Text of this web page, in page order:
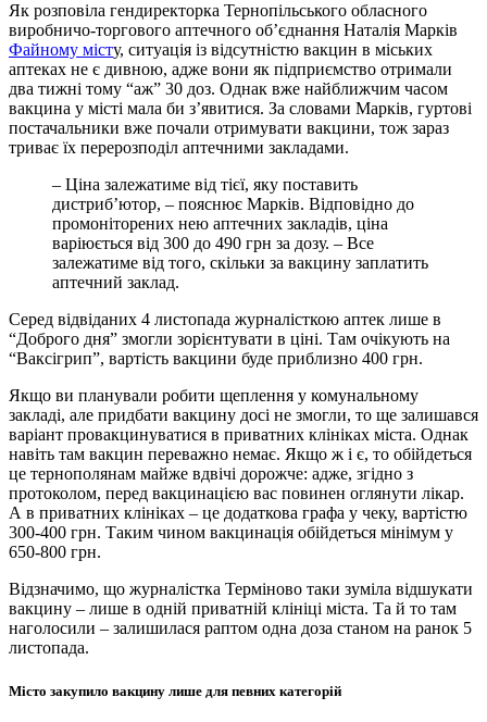
Як розповіла гендиректорка Тернопільського обласного
виробничо-торгового аптечного об’єднання Наталія Марків
Файному місту, ситуація із відсутністю вакцин в міських
аптеках не є дивною, адже вони як підприємство отримали
два тижні тому “аж” 30 доз. Однак вже найближчим часом
вакцина у місті мала би з’явитися. За словами Марків, гуртові
постачальники вже почали отримувати вакцини, тож зараз
триває їх перерозподіл аптечними закладами.
– Ціна залежатиме від тієї, яку поставить
дистриб’ютор, – пояснює Марків. Відповідно до
промоніторених нею аптечних закладів, ціна
варіюється від 300 до 490 грн за дозу. – Все
залежатиме від того, скільки за вакцину заплатить
аптечний заклад.
Серед відвіданих 4 листопада журналісткою аптек лише в
“Доброго дня” змогли зорієнтувати в ціні. Там очікують на
“Ваксігрип”, вартість вакцини буде приблизно 400 грн.
Якщо ви планували робити щеплення у комунальному
закладі, але придбати вакцину досі не змогли, то ще залишався
варіант провакцинуватися в приватних клініках міста. Однак
навіть там вакцин переважно немає. Якщо ж і є, то обійдеться
це тернополянам майже вдвічі дорожче: адже, згідно з
протоколом, перед вакцинацією вас повинен оглянути лікар.
А в приватних клініках – це додаткова графа у чеку, вартістю
300-400 грн. Таким чином вакцинація обійдеться мінімум у
650-800 грн.
Відзначимо, що журналістка Терміново таки зуміла відшукати
вакцину – лише в одній приватній клініці міста. Та й то там
наголосили – залишилася раптом одна доза станом на ранок 5
листопада.
Місто закупило вакцину лише для певних категорій